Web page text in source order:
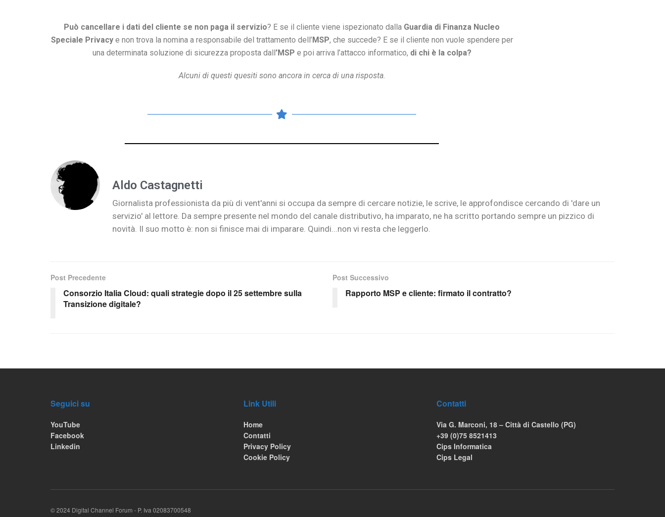
Può cancellare i dati del cliente se non paga il servizio? E se il cliente viene ispezionato dalla Guardia di Finanza Nucleo
Speciale Privacye non trova la nomina a responsabile del trattamento dell’MSP, che succede? E se il cliente non vuole spendere per
una determinata soluzione di sicurezza proposta dall’MSP e poi arriva l’attacco informatico, di chi è la colpa?
Alcuni di questi quesiti sono ancora in cerca di una risposta.
Aldo Castagnetti
Giornalista professionista da più di vent'anni si occupa da sempre di cercare notizie, le scrive, le approfondisce cercando di 'dare un
servizio' al lettore. Da sempre presente nel mondo del canale distributivo, ha imparato, ne ha scritto portando sempre un pizzico di
novità. Il suo motto è: non si finisce mai di imparare. Quindi...non vi resta che leggerlo.
Post Precedente
Consorzio Italia Cloud: quali strategie dopo il 25 settembre sulla
Transizione digitale?
Post Successivo
Rapporto MSP e cliente: firmato il contratto?
Seguici su
YouTube
Facebook
Linkedin
Link Utili
Home
Contatti
Privacy Policy
Cookie Policy
Contatti
Via G. Marconi, 18 – Città di Castello (PG)
+39 (0)75 8521413
Cips Informatica
Cips Legal
© 2024 Digital Channel Forum - P. Iva 02083700548